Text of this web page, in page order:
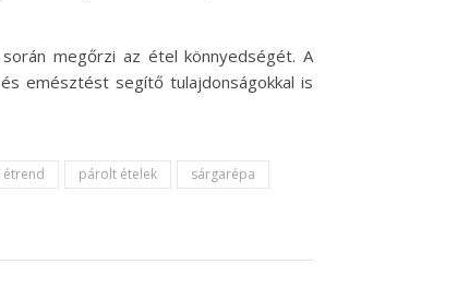
megőrzi az étel könnyedségét. A
emésztést segítő tulajdonságokkal is
étrend párolt ételek
sárgarépa